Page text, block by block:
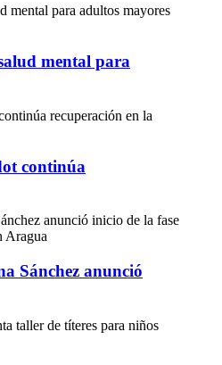
mental para
continúa
Sánchez anunció